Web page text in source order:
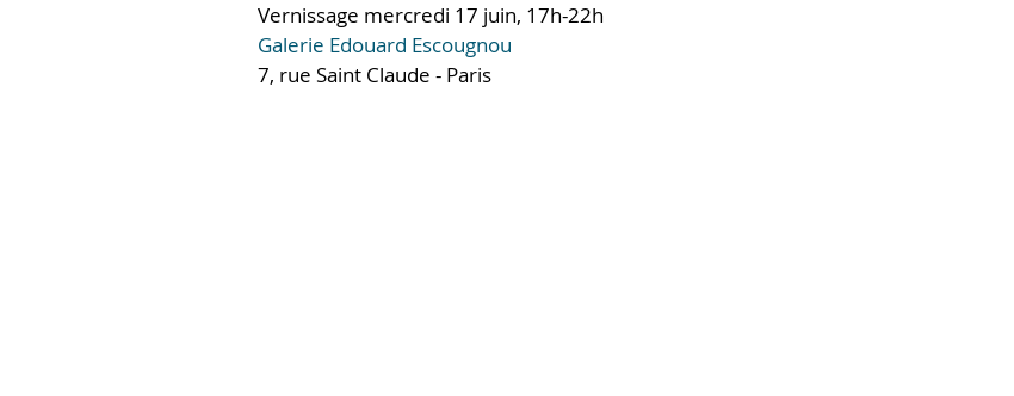
Vernissage mercredi 17 juin, 17h-22h
Galerie Edouard Escougnou
7, rue Saint Claude - Paris